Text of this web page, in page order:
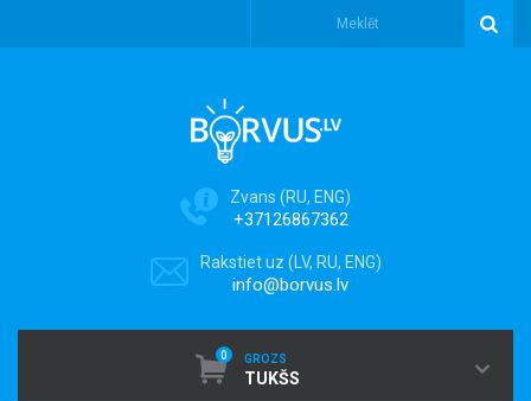
Zvans (RU, ENG)
+37126867362
Rakstiet uz (LV, RU, ENG)
info@borvus.lv
0 GROZS
TUKŠS